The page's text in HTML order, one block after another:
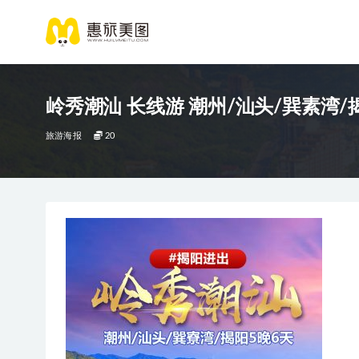
岭秀潮汕 长线游 潮州/汕头/巽素湾/
旅游海报 20